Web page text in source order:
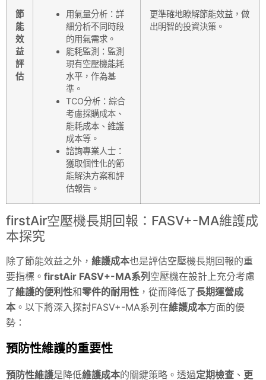
節
能
效
益
評
估
用氣量分析：詳
細分析不同時段
的用氣需求。
能耗監測：監測
現有空壓機能耗
水平，作為基
準。
TCO分析：綜合
考慮採購成本、
能耗成本、維護
成本等。
諮詢專業人士：
獲取個性化的節
能解決方案和評
估報告。
更準確地瞭解節能效益，做
出明智的投資決策。
firstAir空壓機長期回報：FASV+-MA維護成
本探究
除了節能效益之外， 維護成本也是評估空壓機長期回報的重
要指標。 firstAir FASV+-MA系列 空壓機在設計上充分考慮
了維護的便利性和零件的耐用性 ，從而降低了長期運營成
本 。以下將深入探討FASV+-MA系列在維護成本方面的優
勢：
預防性維護的重要性
預防性維護是降低維護成本的關鍵策略。透過定期檢查 、 更